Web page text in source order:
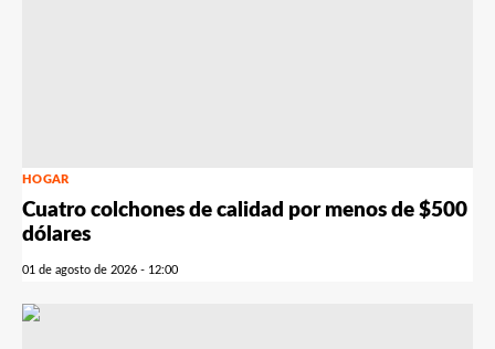
HOGAR
Cuatro colchones de calidad por menos de $500
dólares
01 de agosto de 2026 - 12:00